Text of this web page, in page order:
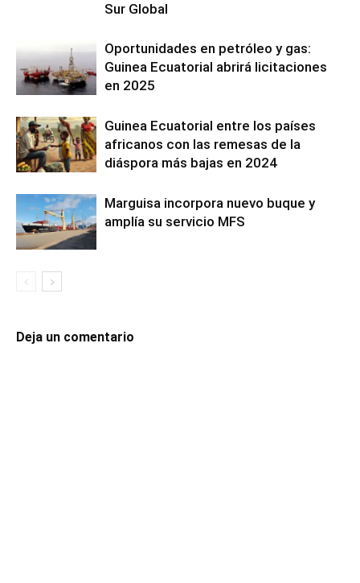
Sur Global
Oportunidades en petróleo y gas:
Guinea Ecuatorial abrirá licitaciones
en 2025
Guinea Ecuatorial entre los países
africanos con las remesas de la
diáspora más bajas en 2024
Marguisa incorpora nuevo buque y
amplía su servicio MFS
Deja un comentario